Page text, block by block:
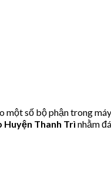
số bộ phận trong
Thanh Trì nhằm